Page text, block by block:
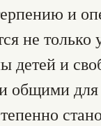
и
не только
детей и
общими